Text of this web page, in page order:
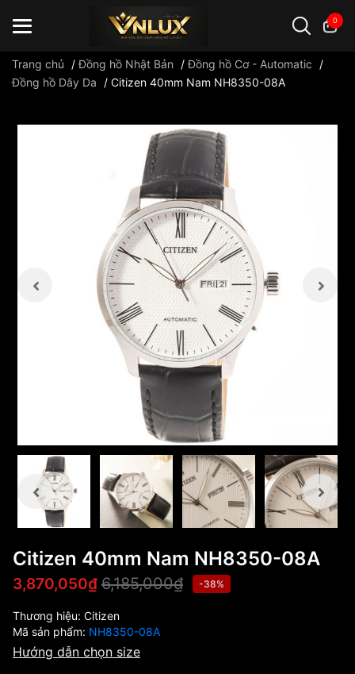
0
Trang chủ /Đồng hồ Nhật Bản /Đồng hồ Cơ - Automatic
/
Đồng hồ Dây Da
/ Citizen 40mm Nam NH8350-08A
Citizen 40mm Nam NH8350-08A
3,870,050₫ 6,185,000₫ -38%
Thương hiệu: Citizen
Mã sản phẩm: NH8350-08A
Hướng dẫn chọn size